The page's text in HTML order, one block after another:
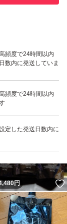
頻度で24時間以内
数内に発送していま
頻度で24時間以内
定した発送日数内に
ね！
ね！
円